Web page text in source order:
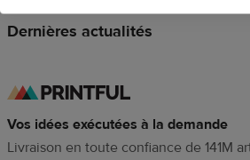
Dernières actualités
Vos idées exécutées à la demande
Livraison en toute confiance de 141M